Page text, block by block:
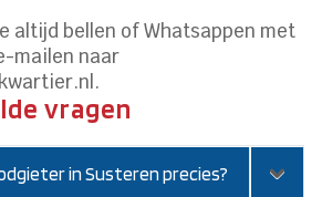
altijd bellen of Whatsappen met
mailen naar
vragen
in Susteren precies?